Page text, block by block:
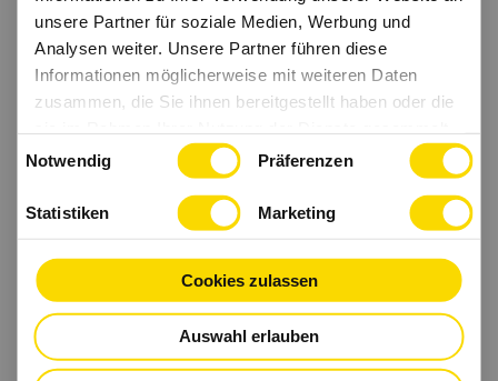
unsere Partner für soziale Medien, Werbung und
Analysen weiter. Unsere Partner führen diese
Informationen möglicherweise mit weiteren Daten
zusammen, die Sie ihnen bereitgestellt haben oder die
haben.
Notwendig Präferenzen
Statistiken Marketing
Cookies zulassen
Auswahl erlauben